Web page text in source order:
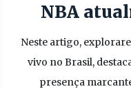
NBA
Neste artigo,
vivo no Brasil,
presença